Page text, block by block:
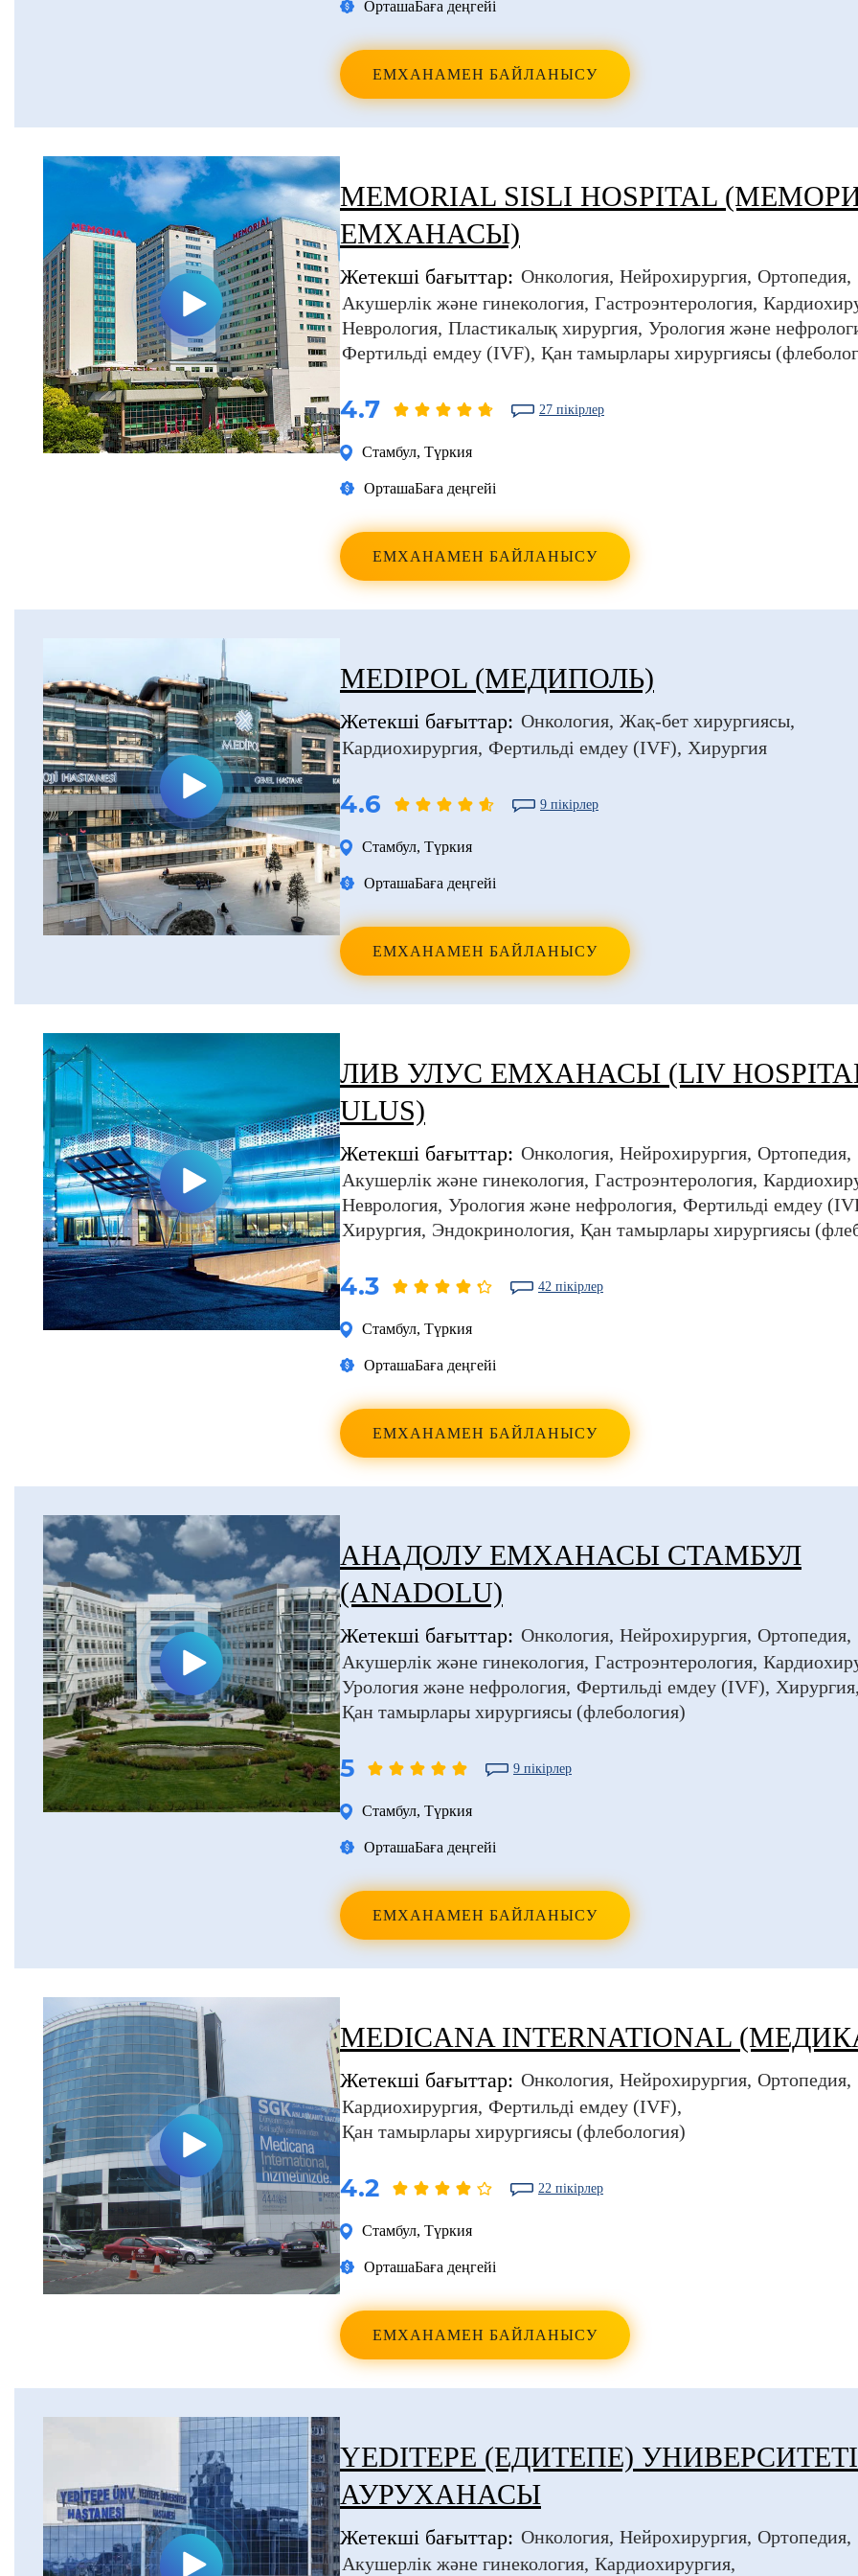
ОрташаБаға деңгейі
ЕМХАНАМЕН БАЙЛАНЫСУ
MEMORIAL SISLI HOSPITAL
ЕМХАНАСЫ)
Жетекші бағыттар: Онкология Нейрохирургия Ортопедия
Акушерлік және гинекология Гастроэнтерология
Неврология Пластикалық хирургия Урология және
Фертильді емдеу (IVF) Қан тамырлары хирургиясы
4.7 27 пікірлер
Стамбул, Түркия
ОрташаБаға деңгейі
ЕМХАНАМЕН БАЙЛАНЫСУ
MEDIPOL (МЕДИПОЛЬ)
Жетекші бағыттар: Онкология Жақ-бет хирургиясы
Кардиохирургия Фертильді емдеу (IVF) Хирургия
4.6 9 пікірлер
Стамбул, Түркия
ОрташаБаға деңгейі
ЕМХАНАМЕН БАЙЛАНЫСУ
ЛИВ УЛУС ЕМХАНАСЫ (LIV
ULUS)
Жетекші бағыттар: Онкология Нейрохирургия Ортопедия
Акушерлік және гинекология Гастроэнтерология
Неврология Урология және нефрология Фертильді емдеу
Хирургия Эндокринология Қан тамырлары хирургиясы
4.3 42 пікірлер
Стамбул, Түркия
ОрташаБаға деңгейі
ЕМХАНАМЕН БАЙЛАНЫСУ
АНАДОЛУ ЕМХАНАСЫ СТАМБУЛ
(ANADOLU)
Жетекші бағыттар: Онкология Нейрохирургия Ортопедия
Акушерлік және гинекология Гастроэнтерология
Урология және нефрология Фертильді емдеу (IVF) Хирургия
Қан тамырлары хирургиясы (флебология)
5 9 пікірлер
Стамбул, Түркия
ОрташаБаға деңгейі
ЕМХАНАМЕН БАЙЛАНЫСУ
MEDICANA INTERNATIONAL
Жетекші бағыттар: Онкология Нейрохирургия Ортопедия
Кардиохирургия Фертильді емдеу (IVF)
Қан тамырлары хирургиясы (флебология)
4.2 22 пікірлер
Стамбул, Түркия
ОрташаБаға деңгейі
ЕМХАНАМЕН БАЙЛАНЫСУ
YEDITEPE (ЕДИТЕПЕ)
АУРУХАНАСЫ
Жетекші бағыттар: Онкология Нейрохирургия Ортопедия
Акушерлік және гинекология Кардиохирургия